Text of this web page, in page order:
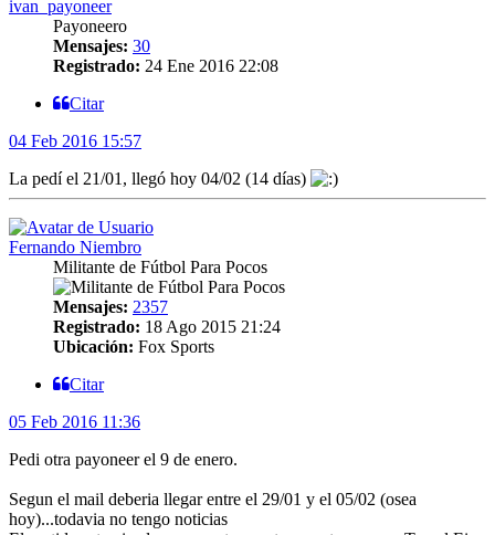
ivan_payoneer
Payoneero
Mensajes: 30
Registrado: 24 Ene 2016 22:08
Citar
04 Feb 2016 15:57
La pedí el 21/01, llegó hoy 04/02 (14 días)
Fernando Niembro
Militante de Fútbol Para Pocos
Mensajes: 2357
Registrado: 18 Ago 2015 21:24
Ubicación: Fox Sports
Citar
05 Feb 2016 11:36
Pedi otra payoneer el 9 de enero.
Segun el mail deberia llegar entre el 29/01 y el 05/02 (osea
hoy)...todavia no tengo noticias